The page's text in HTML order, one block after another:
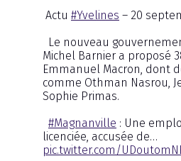
Actu #Yvelines – 20
Le nouveau
Michel Barnier a proposé
Emmanuel Macron, dont
comme Othman Nasrou,
Sophie Primas.
#Magnanville : Une
licenciée, accusée de…
pic.twitter.com/